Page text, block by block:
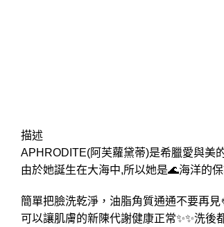
描述
APHRODITE(阿芙蘿黛蒂)是希臘愛與美
由於她誕生在大海中,所以她是🌊海洋的
簡單把臉洗乾淨，油脂角質通通不要再
可以讓肌膚的新陳代謝健康正常✨✨洗後